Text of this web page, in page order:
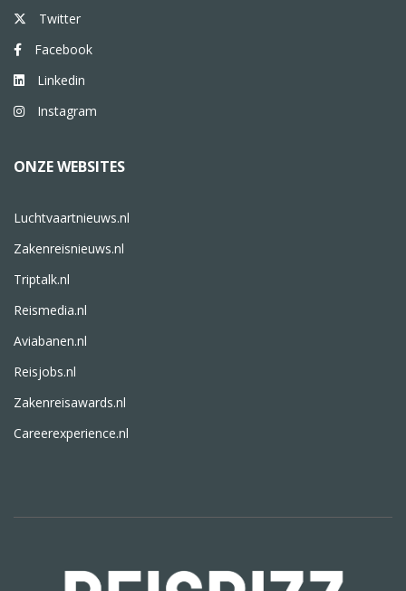
Twitter
Facebook
Linkedin
Instagram
ONZE WEBSITES
Luchtvaartnieuws.nl
Zakenreisnieuws.nl
Triptalk.nl
Reismedia.nl
Aviabanen.nl
Reisjobs.nl
Zakenreisawards.nl
Careerexperience.nl